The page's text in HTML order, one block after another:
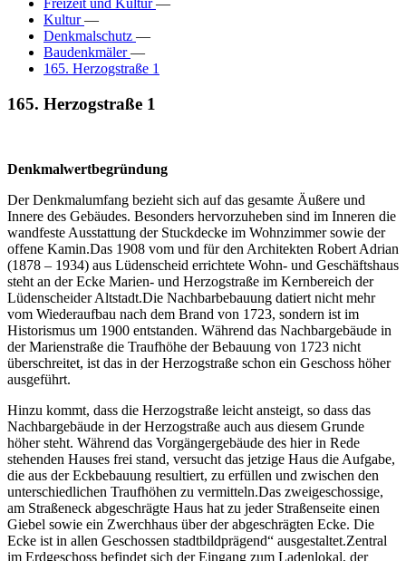
Freizeit und Kultur—
Kultur—
Denkmalschutz —
Baudenkmäler—
165. Herzogstraße 1
165. Herzogstraße 1
Denkmalwertbegründung
Der Denkmalumfang bezieht sich auf das gesamte Äußere und
Innere des Gebäudes. Besonders hervorzuheben sind im Inneren die
wandfeste Ausstattung der Stuckdecke im Wohnzimmer sowie der
offene Kamin.Das 1908 vom und für den Architekten Robert Adrian
(1878 – 1934) aus Lüdenscheid errichtete Wohn- und Geschäftshaus
steht an der Ecke Marien- und Herzogstraße im Kernbereich der
Lüdenscheider Altstadt.Die Nachbarbebauung datiert nicht mehr
vom Wiederaufbau nach dem Brand von 1723, sondern ist im
Historismus um 1900 entstanden. Während das Nachbargebäude in
der Marienstraße die Traufhöhe der Bebauung von 1723 nicht
überschreitet, ist das in der Herzogstraße schon ein Geschoss höher
ausgeführt.
Hinzu kommt, dass die Herzogstraße leicht ansteigt, so dass das
Nachbargebäude in der Herzogstraße auch aus diesem Grunde
höher steht. Während das Vorgängergebäude des hier in Rede
stehenden Hauses frei stand, versucht das jetzige Haus die Aufgabe,
die aus der Eckbebauung resultiert, zu erfüllen und zwischen den
unterschiedlichen Traufhöhen zu vermitteln.Das zweigeschossige,
am Straßeneck abgeschrägte Haus hat zu jeder Straßenseite einen
Giebel sowie ein Zwerchhaus über der abgeschrägten Ecke. Die
Ecke ist in allen Geschossen stadtbildprägend“ ausgestaltet.Zentral
im Erdgeschoss befindet sich der Eingang zum Ladenlokal, der